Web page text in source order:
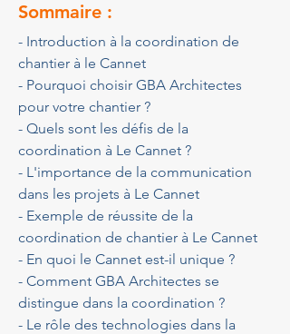
Sommaire :
- Introduction à la coordination de
chantier à le Cannet
- Pourquoi choisir GBA Architectes
pour votre chantier ?
- Quels sont les défis de la
coordination à Le Cannet ?
- L'importance de la communication
dans les projets à Le Cannet
- Exemple de réussite de la
coordination de chantier à Le Cannet
- En quoi le Cannet est-il unique ?
- Comment GBA Architectes se
distingue dans la coordination ?
- Le rôle des technologies dans la